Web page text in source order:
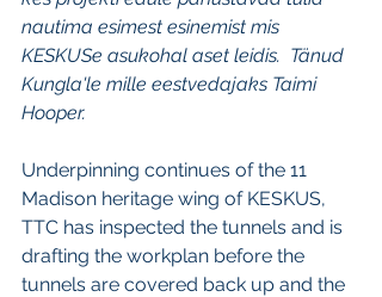
nautima esimest esinemist mis
KESKUSe asukohal aset leidis.  Tänud
Kungla'le mille eestvedajaks Taimi
Hooper.
Underpinning continues of the 11
Madison heritage wing of KESKUS,
TTC has inspected the tunnels and is
drafting the workplan before the
tunnels are covered back up and the